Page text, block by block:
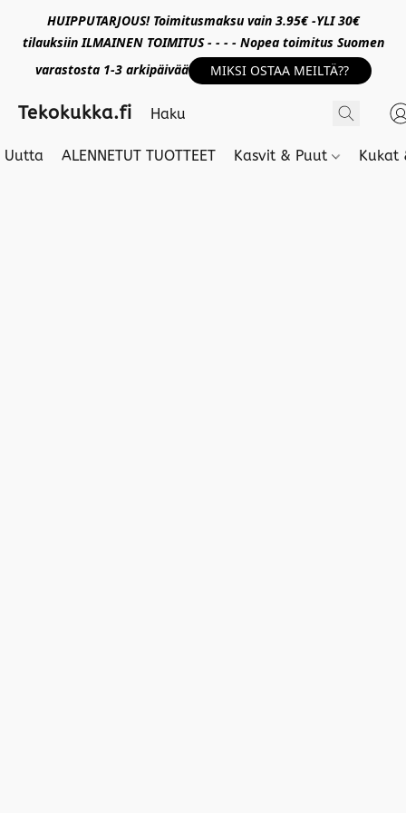
HUIPPUTARJOUS! Toimitusmaksu vain 3.95€ -YLI 30€
tilauksiin ILMAINEN TOIMITUS - - - - Nopea toimitus Suomen
varastosta 1-3 arkipäivää
MIKSI OSTAA MEILTÄ??
Tekokukka.fi
Uutta ALENNETUT TUOTTEET Kasvit & Puut Kukat